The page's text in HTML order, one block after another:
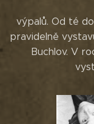
výpalů. Od té
pravidelně
Buchlov. V